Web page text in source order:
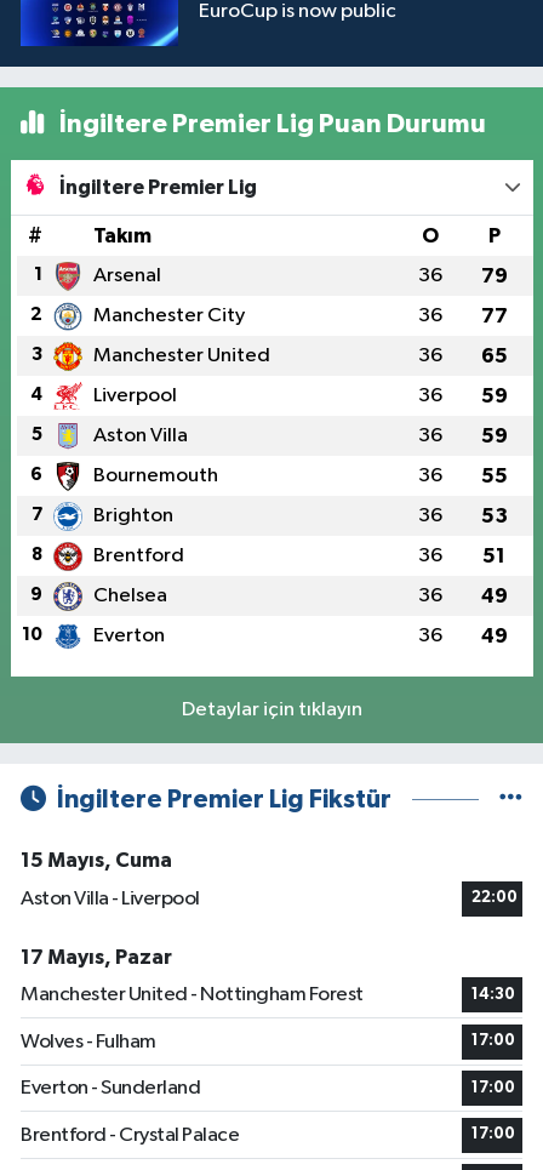
EuroCup is now public
İngiltere Premier Lig Puan Durumu
İngiltere Premier Lig
# Takım O P
1 Arsenal 36 79
2 Manchester City 36 77
3 Manchester United 36 65
4 Liverpool 36 59
5 Aston Villa 36 59
6 Bournemouth 36 55
7 Brighton 36 53
8 Brentford 36 51
9 Chelsea 36 49
10 Everton 36 49
Detaylar için tıklayın
İngiltere Premier Lig Fikstür
15 Mayıs, Cuma
Aston Villa - Liverpool
22:00
17 Mayıs, Pazar
Manchester United - Nottingham Forest
14:30
Wolves - Fulham 17:00
Everton - Sunderland 17:00
Brentford - Crystal Palace 17:00